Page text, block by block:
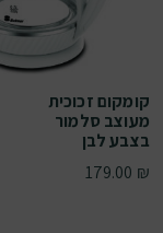
קומקום זכוכית
מעוצב סלמור
בצבע לבן
179.00 ₪